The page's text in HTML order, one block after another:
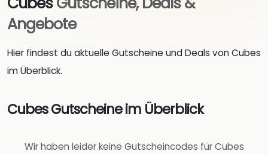
Angebote
Hier findest du aktuelle Gutscheine und Deals von Cubes
im Überblick.
Cubes Gutscheine im Überblick
Wir haben leider keine Gutscheincodes für Cubes